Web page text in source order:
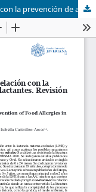
Lactancia materna exclusiva y su relación con la prevención de alergias alimentarias en lactantes. Revisión de la literatura.